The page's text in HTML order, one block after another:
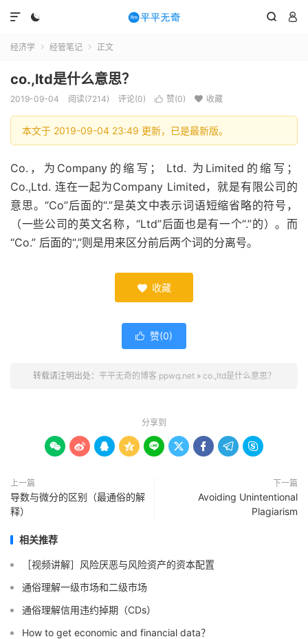
  

经济学  经管笔记  正文
co.,ltd是什么意思？
2019-09-04 阅读(7214) 评论(0)  赞(0)  收藏
本文于 2019-09-04 23:49 更新，已是最新版。
Co.，为Company的缩写； Ltd. 为Limited的缩写；
Co.,Ltd. 连在一起为Company Limited，就是有限公司的
意思。“Co”后面的“.”是英文中表示词语短缩省略的符号，
（一些公司的英文名称，“Ltd”后面也是有一个“.”的）。而
“Co.” 后面的“,”则是用来区分前后两个词的分离号。
 收藏
 赞(0)
转载请注明出处： 平平无奇的博客 ppwq.net» co.,ltd是什么意思？
分享到
        
上一篇
导数与微分的区别（最通俗的解
释）
下一篇
Avoiding Unintentional
Plagiarism
相关推荐
［视频讲解］风险厌恶与风险资产的资本配置
通俗理解一级市场和二级市场
通俗理解信用违约掉期（CDs）
How to get economic and financial data？